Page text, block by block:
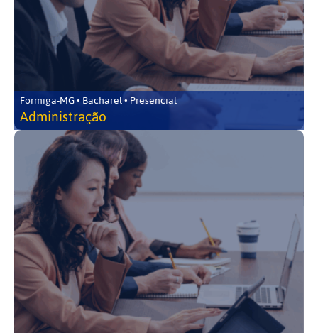
Formiga-MG • Bacharel • Presencial
Administração